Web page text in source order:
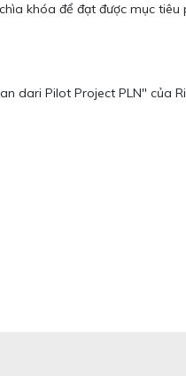
khóa để đạt được mục
dari Pilot Project PLN" của